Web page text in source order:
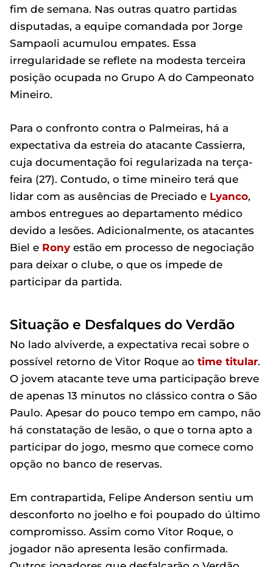
fim de semana. Nas outras quatro partidas
disputadas, a equipe comandada por Jorge
Sampaoli acumulou empates. Essa
irregularidade se reflete na modesta terceira
posição ocupada no Grupo A do Campeonato
Mineiro.
Para o confronto contra o Palmeiras, há a
expectativa da estreia do atacante Cassierra,
cuja documentação foi regularizada na terça-
feira (27). Contudo, o time mineiro terá que
lidar com as ausências de Preciado e Lyanco,
ambos entregues ao departamento médico
devido a lesões. Adicionalmente, os atacantes
Biel e Rony estão em processo de negociação
para deixar o clube, o que os impede de
participar da partida.
Situação e Desfalques do Verdão
No lado alviverde, a expectativa recai sobre o
possível retorno de Vitor Roque ao time titular.
O jovem atacante teve uma participação breve
de apenas 13 minutos no clássico contra o São
Paulo. Apesar do pouco tempo em campo, não
há constatação de lesão, o que o torna apto a
participar do jogo, mesmo que comece como
opção no banco de reservas.
Em contrapartida, Felipe Anderson sentiu um
desconforto no joelho e foi poupado do último
compromisso. Assim como Vitor Roque, o
jogador não apresenta lesão confirmada.